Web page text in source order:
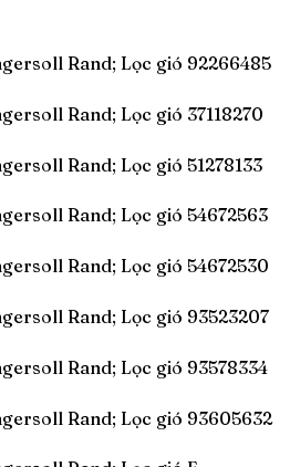
Rand; Lọc gió 92266485
Rand; Lọc gió 37118270
Rand; Lọc gió 51278133
Rand; Lọc gió 54672563
Rand; Lọc gió 54672530
Rand; Lọc gió 93523207
Rand; Lọc gió 93578334
Rand; Lọc gió 93605632